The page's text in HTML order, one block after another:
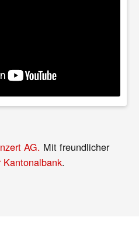
AG. Mit freundlicher
Kantonalbank.